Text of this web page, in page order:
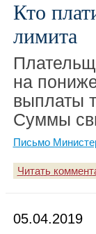
Кто
лимита
на
выплаты
Суммы
Письмо
Читать
05.04.2019